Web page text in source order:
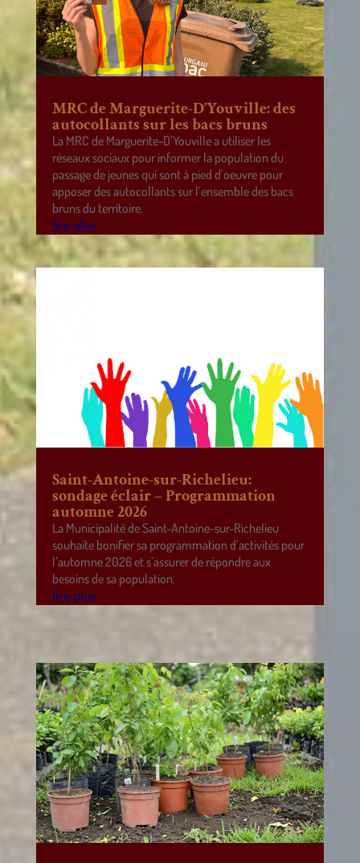
MRC de Marguerite-D’Youville: des
autocollants sur les bacs bruns
La MRC de Marguerite-D’Youville a utiliser les
réseaux sociaux pour informer la population du
passage de jeunes qui sont à pied d’oeuvre pour
apposer des autocollants sur l’ensemble des bacs
bruns du territoire.
lire plus
Saint-Antoine-sur-Richelieu:
sondage éclair – Programmation
automne 2026
La Municipalité de Saint-Antoine-sur-Richelieu
souhaite bonifier sa programmation d’activités pour
l’automne 2026 et s’assurer de répondre aux
besoins de sa population.
lire plus